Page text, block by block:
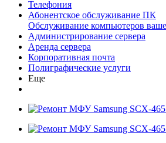
Телефония
Абонентское обслуживание ПК
Обслуживание компьютеров
Администрирование сервера
Аренда сервера
Корпоративная почта
Полиграфические услуги
Еще